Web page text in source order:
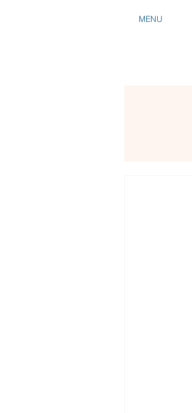
MENU